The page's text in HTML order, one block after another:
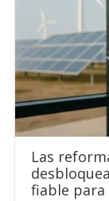
Las
fiable para